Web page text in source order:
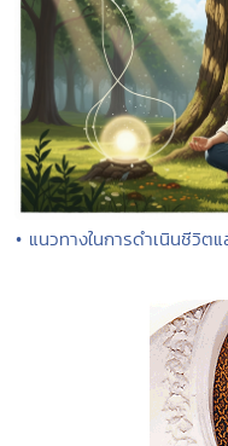
• แนวทางในการดำเนินชีวิ